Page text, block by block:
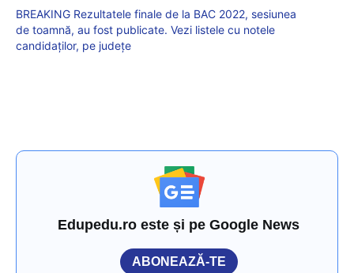
BREAKING Rezultatele finale de la BAC 2022, sesiunea
de toamnă, au fost publicate. Vezi listele cu notele
candidaților, pe județe
Edupedu.ro este și pe Google News
ABONEAZĂ-TE